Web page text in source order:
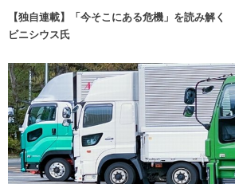
【独自連載】「今そこにある危機」を読み解く
ビニシウス氏